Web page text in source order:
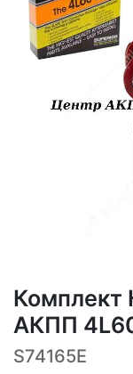
Комплект
АКПП
S74165E